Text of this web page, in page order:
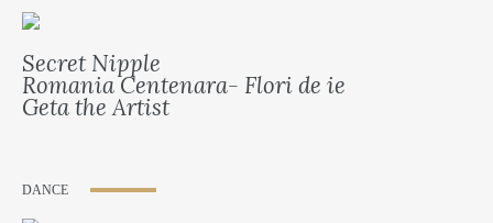
Secret Nipple
Romania Centenara- Flori de ie
Geta the Artist
DANCE